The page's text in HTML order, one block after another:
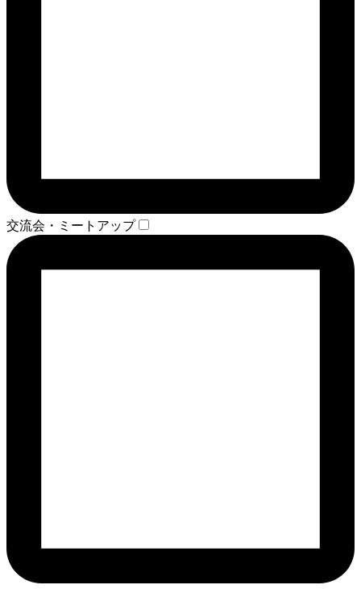
交流会・ミートアップ